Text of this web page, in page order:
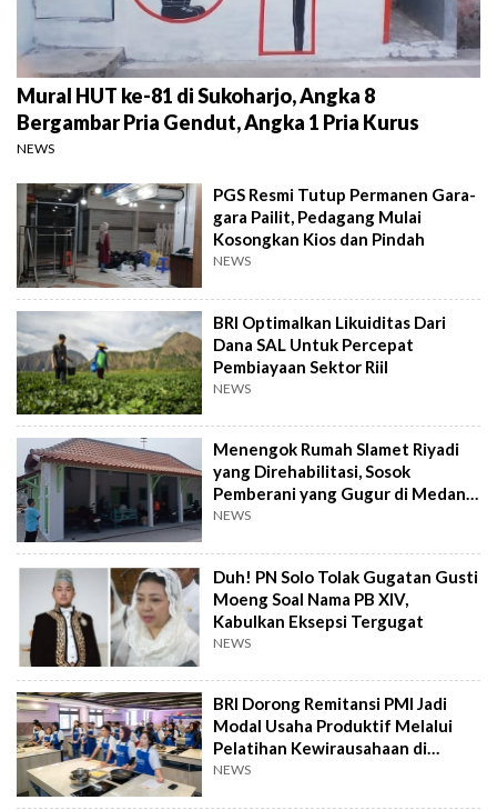
Mural HUT ke-81 di Sukoharjo, Angka 8
Bergambar Pria Gendut, Angka 1 Pria Kurus
NEWS
PGS Resmi Tutup Permanen Gara-
gara Pailit, Pedagang Mulai
Kosongkan Kios dan Pindah
NEWS
BRI Optimalkan Likuiditas Dari
Dana SAL Untuk Percepat
Pembiayaan Sektor Riil
NEWS
Menengok Rumah Slamet Riyadi
yang Direhabilitasi, Sosok
Pemberani yang Gugur di Medan
Perang
NEWS
Duh! PN Solo Tolak Gugatan Gusti
Moeng Soal Nama PB XIV,
Kabulkan Eksepsi Tergugat
NEWS
BRI Dorong Remitansi PMI Jadi
Modal Usaha Produktif Melalui
Pelatihan Kewirausahaan di
Taiwan
NEWS